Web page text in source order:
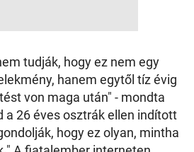
tudják, hogy ez nem egy
hanem egytől tíz évig
von maga után" - mondta
a 26 éves osztrák ellen indított
hogy ez olyan, mintha